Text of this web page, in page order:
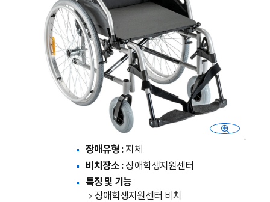
장애유형 :지체
비치장소 : 장애학생지원센터
특징 및 기능
장애학생지원센터 비치